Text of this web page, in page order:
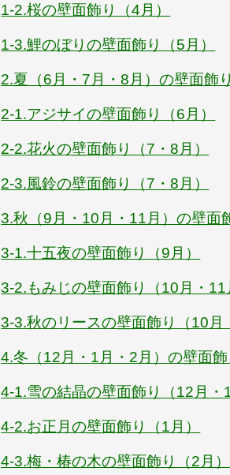
1-2.桜の壁面飾り（4月）
1-3.鯉のぼりの壁面飾り（5月）
2.夏（6月・7月・8月）の壁面飾り
2-1.アジサイの壁面飾り（6月）
2-2.花火の壁面飾り（7・8月）
2-3.風鈴の壁面飾り（7・8月）
3.秋（9月・10月・11月）の壁面
3-1.十五夜の壁面飾り（9月）
3-2.もみじの壁面飾り（10月・11
3-3.秋のリースの壁面飾り（10月
4.冬（12月・1月・2月）の壁面飾
4-1.雪の結晶の壁面飾り（12月・
4-2.お正月の壁面飾り（1月）
4-3.梅・椿の木の壁面飾り（2月）